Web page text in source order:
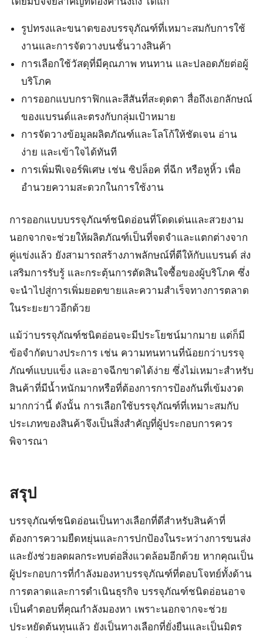
รูปทรงและขนาดของบรรจุภัณฑ์ที่เหมาะสมกับการใช้
งานและการจัดวางบนชั้นวางสินค้า
การเลือกใช้วัสดุที่มีคุณภาพ ทนทาน และปลอดภัยต่อผู้
บริโภค
การออกแบบกราฟิกและสีสันที่สะดุดตา สื่อถึงเอกลักษณ์
ของแบรนด์และตรงกับกลุ่มเป้าหมาย
การจัดวางข้อมูลผลิตภัณฑ์และโลโก้ให้ชัดเจน อ่าน
ง่าย และเข้าใจได้ทันที
การเพิ่มฟีเจอร์พิเศษ เช่น ซิปล็อค ที่ฉีก หรือหูหิ้ว เพื่อ
อำนวยความสะดวกในการใช้งาน
การออกแบบบรรจุภัณฑ์ชนิดอ่อนที่โดดเด่นและสวยงาม
นอกจากจะช่วยให้ผลิตภัณฑ์เป็นที่จดจำและแตกต่างจาก
คู่แข่งแล้ว ยังสามารถสร้างภาพลักษณ์ที่ดีให้กับแบรนด์ ส่ง
เสริมการรับรู้ และกระตุ้นการตัดสินใจซื้อของผู้บริโภค ซึ่ง
จะนำไปสู่การเพิ่มยอดขายและความสำเร็จทางการตลาด
ในระยะยาวอีกด้วย
แม้ว่าบรรจุภัณฑ์ชนิดอ่อนจะมีประโยชน์มากมาย แต่ก็มี
ข้อจำกัดบางประการ เช่น ความทนทานที่น้อยกว่าบรรจุ
ภัณฑ์แบบแข็ง และอาจฉีกขาดได้ง่าย ซึ่งไม่เหมาะสำหรับ
สินค้าที่มีน้ำหนักมากหรือที่ต้องการการป้องกันที่เข้มงวด
มากกว่านี้ ดังนั้น การเลือกใช้บรรจุภัณฑ์ที่เหมาะสมกับ
ประเภทของสินค้าจึงเป็นสิ่งสำคัญที่ผู้ประกอบการควร
พิจารณา
สรุป
บรรจุภัณฑ์ชนิดอ่อนเป็นทางเลือกที่ดีสำหรับสินค้าที่
ต้องการความยืดหยุ่นและการปกป้องในระหว่างการขนส่ง
และยังช่วยลดผลกระทบต่อสิ่งแวดล้อมอีกด้วย หากคุณเป็น
ผู้ประกอบการที่กำลังมองหาบรรจุภัณฑ์ที่ตอบโจทย์ทั้งด้าน
การตลาดและการดำเนินธุรกิจ บรรจุภัณฑ์ชนิดอ่อนอาจ
เป็นคำตอบที่คุณกำลังมองหา เพราะนอกจากจะช่วย
ประหยัดต้นทุนแล้ว ยังเป็นทางเลือกที่ยั่งยืนและเป็นมิตร